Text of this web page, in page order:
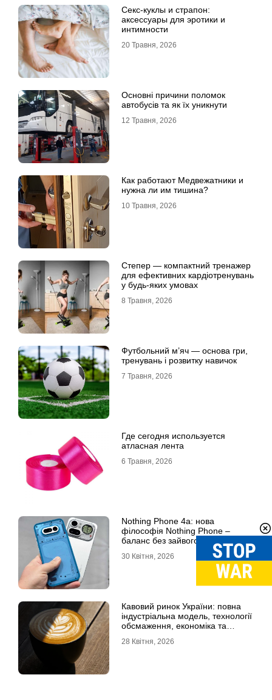
Секс-куклы и страпон:
аксессуары для эротики и
интимности
20 Травня, 2026
Основні причини поломок
автобусів та як їх уникнути
12 Травня, 2026
Как работают Медвежатники и
нужна ли им тишина?
10 Травня, 2026
Степер — компактний тренажер
для ефективних кардіотренувань
у будь-яких умовах
8 Травня, 2026
Футбольний м’яч — основа гри,
тренувань і розвитку навичок
7 Травня, 2026
Где сегодня используется
атласная лента
6 Травня, 2026
Nothing Phone 4a: нова
філософія Nothing Phone –
баланс без зайвого
30 Квітня, 2026
Кавовий ринок України: повна
індустріальна модель, технології
обсмаження, економіка та
28 Квітня, 2026